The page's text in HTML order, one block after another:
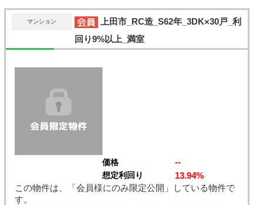
マンション
上田市_RC造_S62年_3DK×30戸_利
回り9%以上_満室
価格 --
想定利回り
13.94%
この物件は、「会員様にのみ限定公開」している物件で
す。